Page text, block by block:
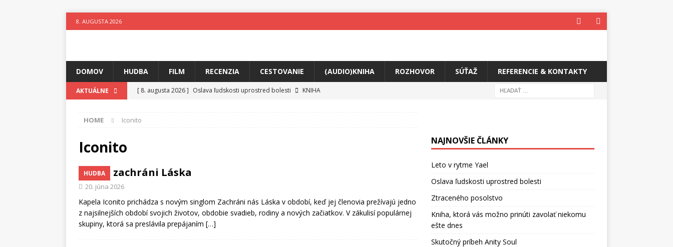
8. AUGUSTA 2026
DOMOV HUDBA FILM RECENZIA CESTOVANIE (AUDIO)KNIHA ROZHOVOR SÚŤAŽ REFERENCIE & KONTAKTY
AKTUÁLNE [ 8. augusta 2026 ] Oslava ľudskosti uprostred bolesti
KNIHA
[ 7. augusta 2026 ]
[ 4. augusta 2026 ]
HOME Iconito
Iconito
HUDBA
Svet zachráni Láska
20. júna 2026
Kapela Iconito prichádza s novým singlom Zachráni nás Láska v období, keď jej členovia prežívajú jedno
z najsilnejších období svojich životov, obdobie svadieb, rodiny a nových začiatkov. V zákulisí populárnej
skupiny, ktorá sa preslávila prepájaním […]
NAJNOVŠIE ČLÁNKY
Leto v rytme Yael
Oslava ľudskosti uprostred bolesti
Ztraceného posolstvo
Kniha, ktorá vás možno prinúti zavolať niekomu
ešte dnes
Skutočný príbeh Anity Soul